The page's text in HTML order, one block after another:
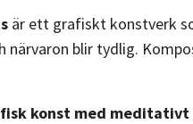
är ett grafiskt konstverk
närvaron blir tydlig.
konst med